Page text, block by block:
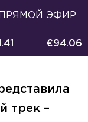
ПРЯМОЙ ЭФИР
€94.06
трек –